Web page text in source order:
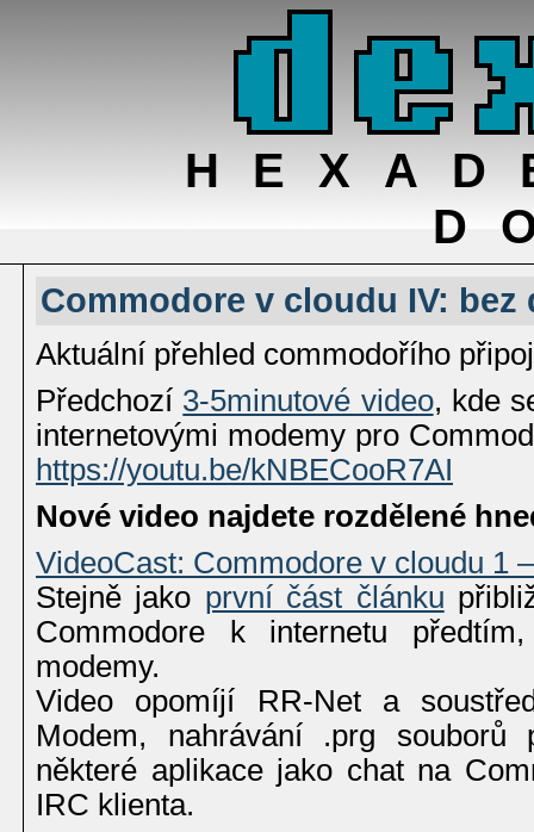
Commodore v cloudu IV: bez
Aktuální přehled commodořího
Předchozí 3-5minutové video, kde
internetovými modemy pro
https://youtu.be/kNBECooR7AI
Nové video najdete rozdělené
VideoCast: Commodore v cloudu 1
Stejně jako první část článku
Commodore k internetu
modemy.
Video opomíjí RR-Net a
Modem, nahrávání .prg
některé aplikace jako chat na
IRC klienta.